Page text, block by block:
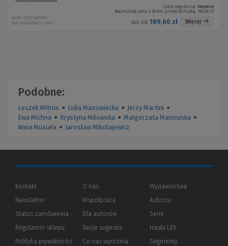
Cena regularna: 189,00 zł
Najniższa cena z 30 dni przed obniżką: 189,00 zł
Już od: 189,00 zł Więcej
KAM-3257 W01P01
Rok publikacji: 2017
Podobne:
Leszek Mitrus ● Lidia Mazowiecka ● Jerzy Martini ●
Ewa Michna ● Krystyna Miłowska ● Małgorzata Manowska ●
Anna Musiała ● Jarosław Mikołajewicz
Kontakt
Newsletter
Status zamówienia
Regulamin sklepu
Polityka prywatności (Nowe
(Link
O nas
Współpraca
Dla autorów(Nowe
(Link
innej
strony)
Twoje sugestie
Co nas wyróżnia
Wydawnictwa
Autorzy
Serie
Hasła LEX
Segmenty